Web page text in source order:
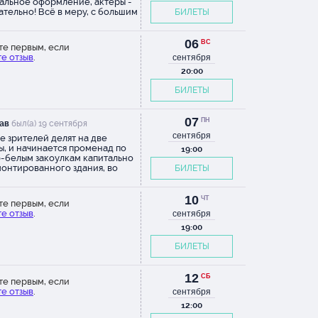
Всё в меру, с большим
БИЛЕТЫ
первым, если
отзыв.
06 ВС
сентября
20:00
БИЛЕТЫ
был(а) 19 сентября
зрителей делят на две
и начинается променад по
белым закоулкам капитально
здания, во
играют по два раза, а четыре -
зале, объединив группы).
библейских заповедей
качества режиссурой. С
декорациями. С
актерами, из которых я
07 ПН
сентября
19:00
БИЛЕТЫ
первым, если
отзыв.
10 ЧТ
сентября
19:00
БИЛЕТЫ
первым, если
отзыв.
12 СБ
сентября
12:00